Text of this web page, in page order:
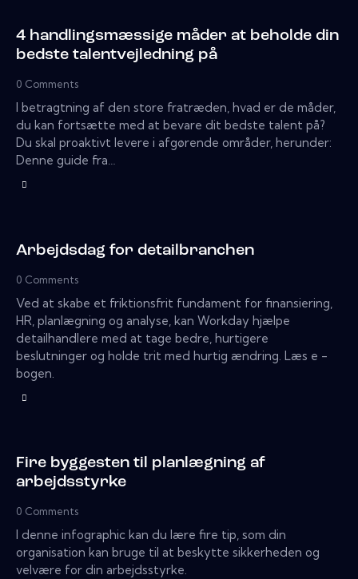
4 handlingsmæssige måder at beholde din
bedste talentvejledning på
0 Comments
I betragtning af den store fratræden, hvad er de måder,
du kan fortsætte med at bevare dit bedste talent på?
Du skal proaktivt levere i afgørende områder, herunder:
Denne guide fra…
Arbejdsdag for detailbranchen
0 Comments
Ved at skabe et friktionsfrit fundament for finansiering,
HR, planlægning og analyse, kan Workday hjælpe
detailhandlere med at tage bedre, hurtigere
beslutninger og holde trit med hurtig ændring. Læs e -
bogen.
Fire byggesten til planlægning af
arbejdsstyrke
0 Comments
I denne infographic kan du lære fire tip, som din
organisation kan bruge til at beskytte sikkerheden og
velvære for din arbejdsstyrke.